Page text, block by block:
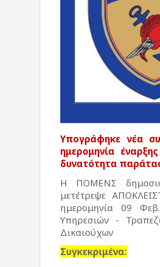
Υπογράφηκε νέα
ημερομηνία
δυνατότητα
Η ΠΟΜΕΝΣ
μετέτρεψε
ημερομηνία 09
Υπηρεσιών -
Δικαιούχων
Συγκεκριμένα: